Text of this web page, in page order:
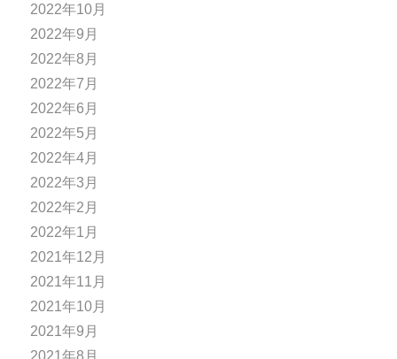
2022年10月
2022年9月
2022年8月
2022年7月
2022年6月
2022年5月
2022年4月
2022年3月
2022年2月
2022年1月
2021年12月
2021年11月
2021年10月
2021年9月
2021年8月